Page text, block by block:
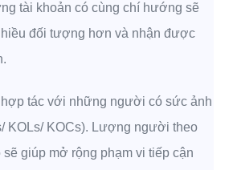
tài khoản có cùng chí hướng sẽ
đối tượng hơn và nhận được
hợp tác với những người có sức ảnh
KOLs/ KOCs). Lượng người theo
giúp mở rộng phạm vi tiếp cận